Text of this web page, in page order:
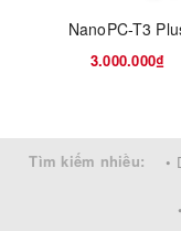
NanoPC-T3
3.000.000₫
Tìm kiếm nhiều: •